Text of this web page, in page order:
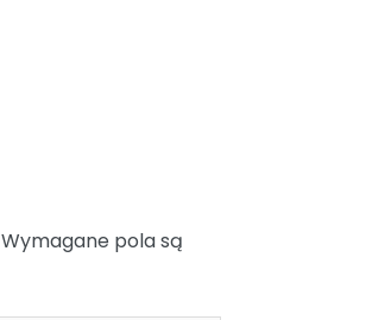
Wymagane pola są